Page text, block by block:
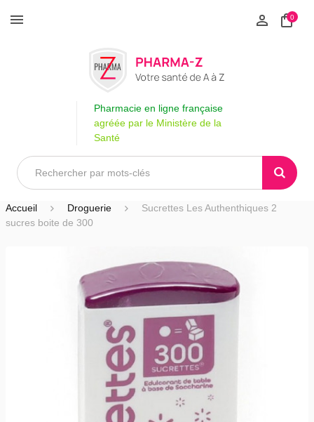
0
Pharmacie en ligne française
agréée par le Ministère de la
Santé
Accueil Droguerie
Sucrettes Les Authenthiques 2
sucres boite de 300